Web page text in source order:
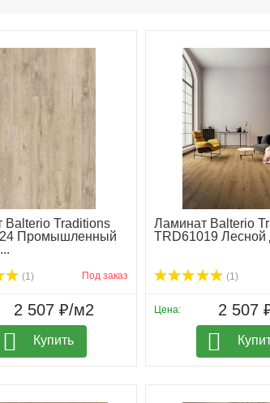
слою покрытия, изготовленному по
изделия из коллекции Traditions, а
регионе России. Мы поможем вам
о товарах и услугах компании можно
polplus@mail.ru
Balterio Traditions
Промышленный
(1) Под заказ
2 507 ₽/м2
Купить
Ламинат Balterio
TRD61019 Лесной
(1)
Цена: 2 507